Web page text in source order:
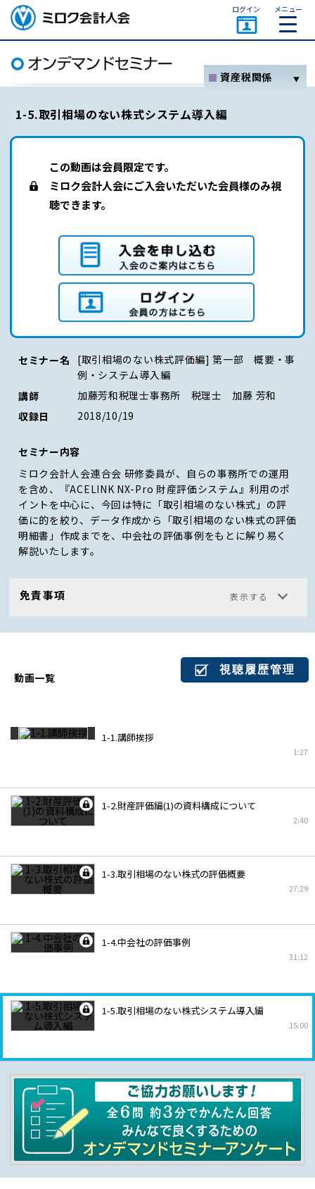
ミロク会計人会 MIROKU
ACCOUNTING PERSON
ASSOCIATION
ログイン メニュー
所得税
資産税関係
セミナー一覧
オンデマンドセミナーとは
1-5.取引相場のない株式システム導入編
この動画は会員限定です。
ミロク会計人会にご入会いただいた会員様のみ視
聴できます。
入会を申し込む（入会のご案内はこちら）
ログイン（会員の方はこちら）
セミナー名
[取引相場のない株式評価編] 第一部 概要・事
例・システム導入編
講師
加藤芳和税理士事務所 税理士 加藤 芳和
収録日
2018/10/19
セミナー内容
ミロク会計人会連合会 研修委員が、自らの事務所での運用
を含め、『ACELINK NX-Pro 財産評価システム』利用のポ
イントを中心に、今回は特に「取引相場のない株式」の評
価に的を絞り、データ作成から「取引相場のない株式の評価
明細書」作成までを、中会社の評価事例をもとに解り易く
解説いたします。
免責事項
視聴履歴管理
動画一覧
1-1.講師挨拶
1:27
1-2.財産評価編(1)の資料構成について
2:40
1-3.取引相場のない株式の評価概要
27:29
1-4.中会社の評価事例
31:12
1-5.取引相場のない株式システム導入編
15:00